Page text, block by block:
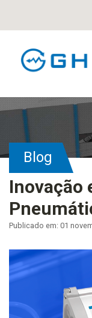
Blog
Inovação
Publicado em: 01